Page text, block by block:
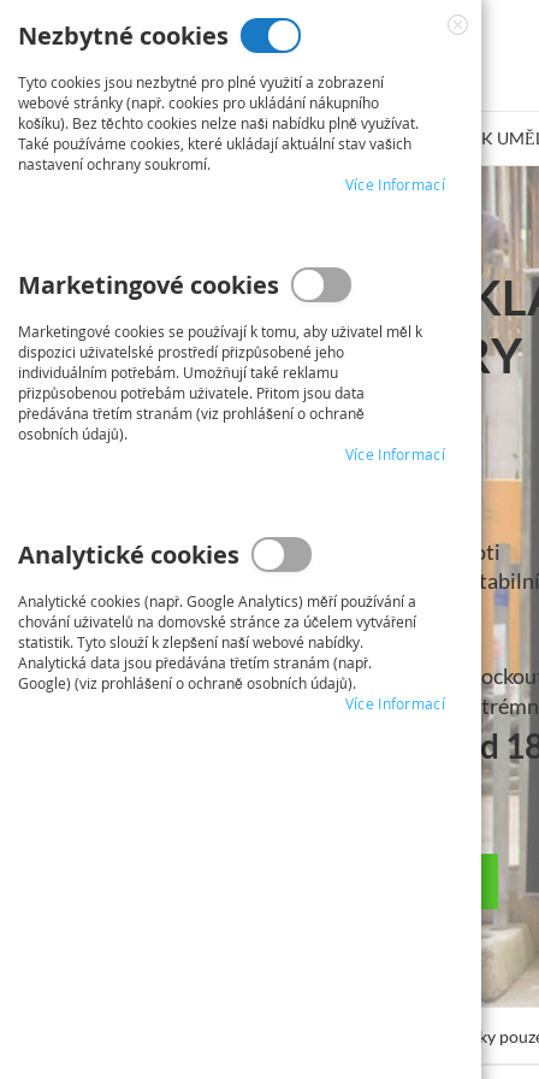
na
obsah
SLUŽBA TISKU PLÁNŮ PLAKÁT/FOTO PLAKÁT TISK
ZÍSKEJTE
PVC BANNERY
VYTIŠTĚNÉ
Reklamní bannery odolné proti
povětrnostním vlivům a UV stabilní
PVC Banner
od
*Nabídky
Nezbytné cookies
Tyto cookies jsou nezbytné pro plné využití a zobrazení
webové stránky (např. cookies pro ukládání nákupního
košíku). Bez těchto cookies nelze naši nabídku plně využívat.
Také používáme cookies, které ukládají aktuální stav vašich
nastavení ochrany soukromí.
Více Informací
Marketingové cookies
Marketingové cookies se používají k tomu, aby uživatel měl k
dispozici uživatelské prostředí přizpůsobené jeho
individuálním potřebám. Umožňují také reklamu
přizpůsobenou potřebám uživatele. Přitom jsou data
předávána třetím stranám (viz prohlášení o ochraně
osobních údajů).
Více Informací
Analytické cookies
Analytické cookies (např. Google Analytics) měří používání a
chování uživatelů na domovské stránce za účelem vytváření
statistik. Tyto slouží k zlepšení naší webové nabídky.
Analytická data jsou předávána třetím stranám (např.
Google) (viz prohlášení o ochraně osobních údajů).
Více Informací